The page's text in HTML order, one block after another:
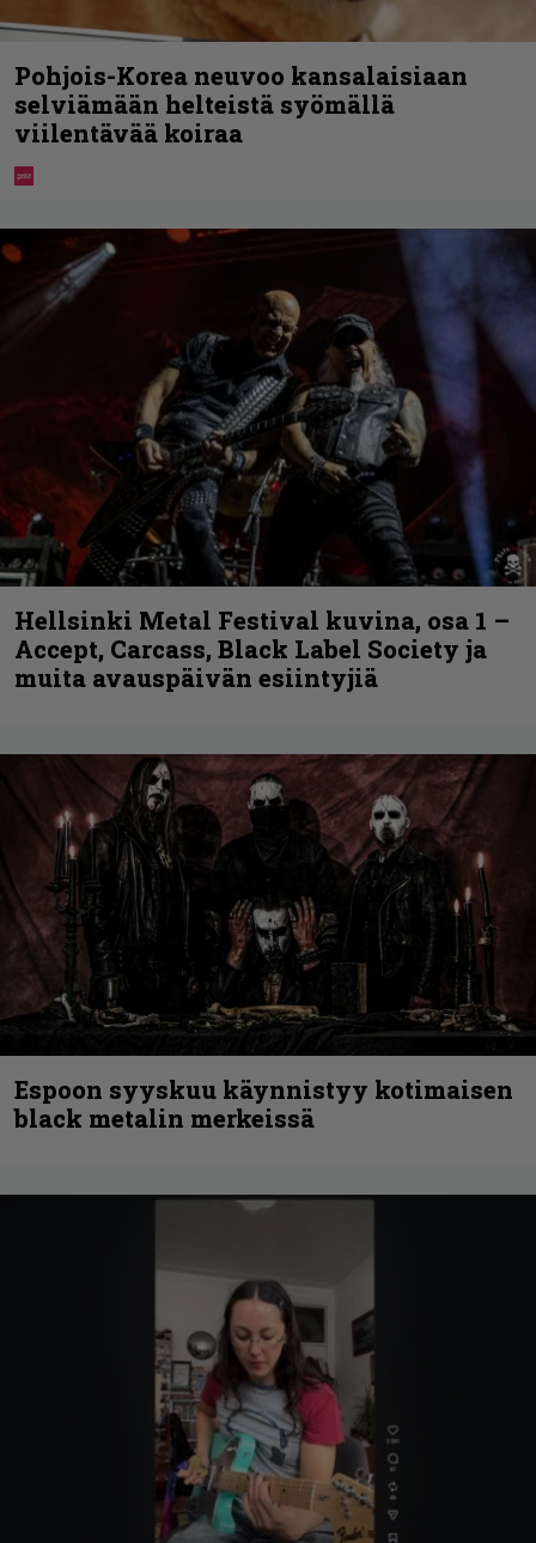
Pohjois-Korea neuvoo kansalaisiaan
selviämään helteistä syömällä
viilentävää koiraa
Hellsinki Metal Festival kuvina, osa 1 –
Accept, Carcass, Black Label Society ja
muita avauspäivän esiintyjiä
Espoon syyskuu käynnistyy kotimaisen
black metalin merkeissä